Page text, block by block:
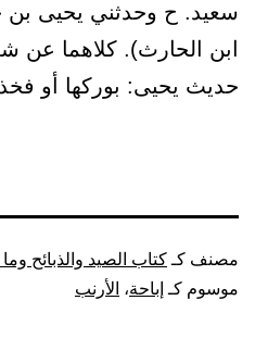
سعيد. ح وحدثني يحيى بن
ابن الحارث). كلاهما عن
حديث يحيى: بوركها أو
مصنف كـكتاب الصيد والذبائح
موسوم كـ إباحة، الأرنب